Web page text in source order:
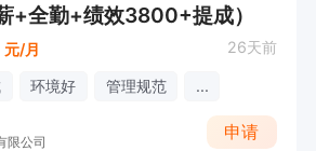
+全勤+绩效3800+提成）
元/月 26天前
环境好 管理规范 ...
限公司
申请